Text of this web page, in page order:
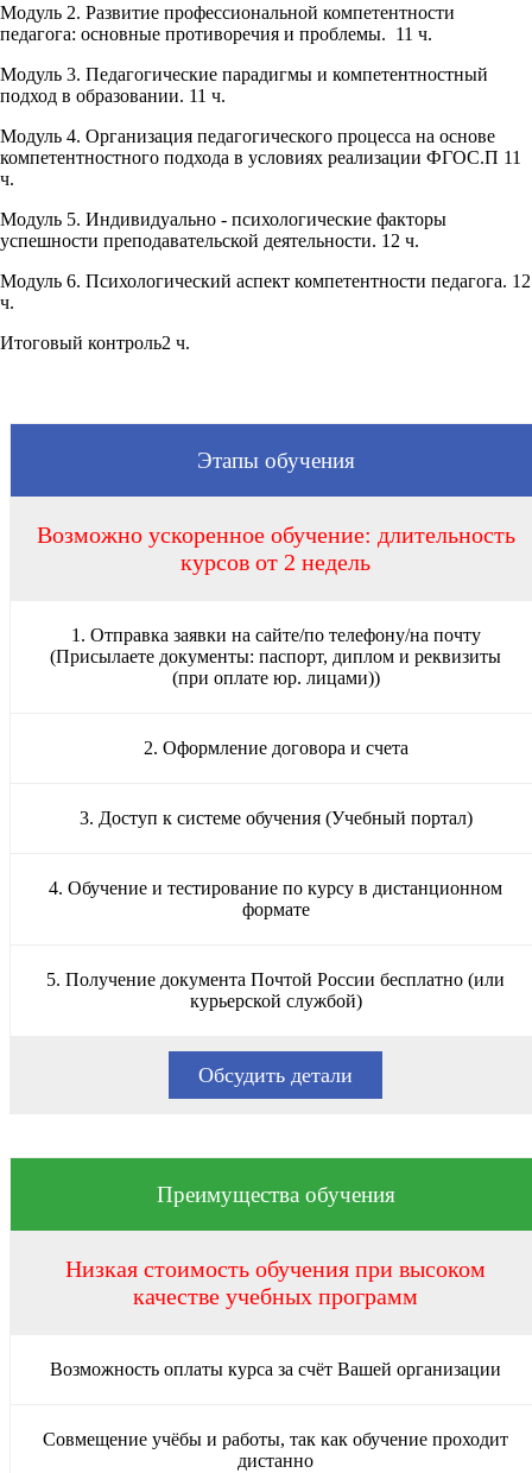
Модуль 2. Развитие профессиональной компетентности
педагога: основные противоречия и проблемы. 11 ч.
Модуль 3. Педагогические парадигмы и компетентностный
подход в образовании. 11 ч.
Модуль 4. Организация педагогического процесса на основе
компетентностного подхода в условиях реализации ФГОС.П 11
ч.
Модуль 5. Индивидуально - психологические факторы
успешности преподавательской деятельности. 12 ч.
Модуль 6. Психологический аспект компетентности педагога. 12
ч.
Итоговый контроль2 ч.
Этапы обучения
Возможно ускоренное обучение: длительность
курсов от 2 недель
1. Отправка заявки на сайте/по телефону/на почту
(Присылаете документы: паспорт, диплом и реквизиты
(при оплате юр. лицами))
2. Оформление договора и счета
3. Доступ к системе обучения (Учебный портал)
4. Обучение и тестирование по курсу в дистанционном
формате
5. Получение документа Почтой России бесплатно (или
курьерской службой)
Обсудить детали
Преимущества обучения
Низкая стоимость обучения при высоком
качестве учебных программ
Возможность оплаты курса за счёт Вашей организации
Совмещение учёбы и работы, так как обучение проходит
дистанно